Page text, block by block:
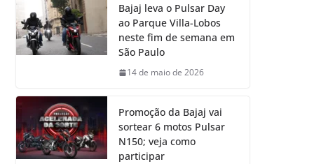
Bajaj leva o Pulsar Day
ao Parque Villa-Lobos
neste fim de semana em
São Paulo
14 de maio de 2026
Promoção da Bajaj vai
sortear 6 motos Pulsar
N150; veja como
participar